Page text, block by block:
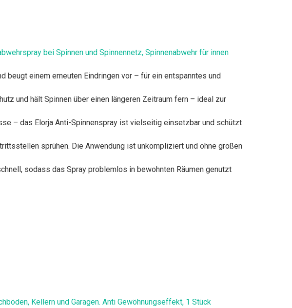
bei Spinnen und Spinnennetz, Spinnenabwehr für innen
einem erneuten Eindringen vor – für ein entspanntes und
und hält Spinnen über einen längeren Zeitraum fern – ideal zur
– das Elorja Anti-Spinnenspray ist vielseitig einsetzbar und schützt
sprühen. Die Anwendung ist unkompliziert und ohne großen
sodass das Spray problemlos in bewohnten Räumen genutzt
Kellern und Garagen. Anti Gewöhnungseffekt, 1 Stück